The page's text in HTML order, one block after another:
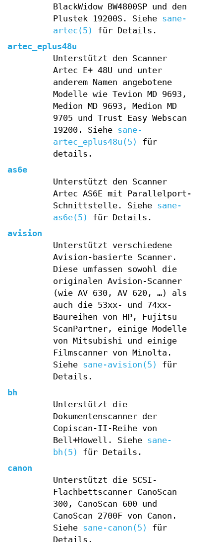
BlackWidow BW4800SP und den
Plustek 19200S. Siehe sane-
artec(5)
für Details.
artec_eplus48u
Unterstützt den Scanner
Artec E+ 48U und unter
anderem Namen angebotene
Modelle wie Tevion MD 9693,
Medion MD 9693, Medion MD
9705 und Trust Easy Webscan
19200. Siehe sane-
artec_eplus48u(5)
für
details.
as6e
Unterstützt den Scanner
Artec AS6E mit Parallelport-
Schnittstelle. Siehe sane-
as6e(5)
für Details.
avision
Unterstützt verschiedene
Avision-basierte Scanner.
Diese umfassen sowohl die
originalen Avision-Scanner
(wie AV 630, AV 620, …) als
auch die 53xx- und 74xx-
Baureihen von HP, Fujitsu
ScanPartner, einige Modelle
von Mitsubishi und einige
Filmscanner von Minolta.
Siehe sane-avision(5)
für
Details.
bh
Unterstützt die
Dokumentenscanner der
Copiscan-II-Reihe von
Bell+Howell. Siehe sane-
bh(5)
für Details.
canon
Unterstützt die SCSI-
Flachbettscanner CanoScan
300, CanoScan 600 und
CanoScan 2700F von Canon.
Siehe sane-canon(5)
für
Details.